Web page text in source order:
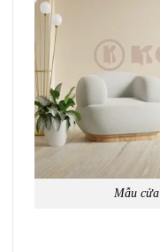
Mẫu